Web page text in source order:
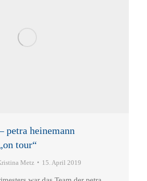
petra heinemann
tour“
Metz 15. April 2019